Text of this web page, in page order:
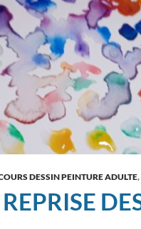
DESSIN PEINTURE ADULTE,